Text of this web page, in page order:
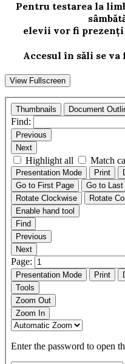
Pentru testarea la
elevii vor fi prezenți
Accesul în săli se va
View Fullscreen